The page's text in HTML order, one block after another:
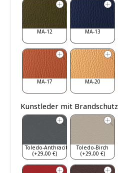
MA-12 MA-13
MA-17 MA-20
Kunstleder mit Brandschutz
Toledo-Anthracite
(+29,00 €)
Toledo-Birch
(+29,00 €)